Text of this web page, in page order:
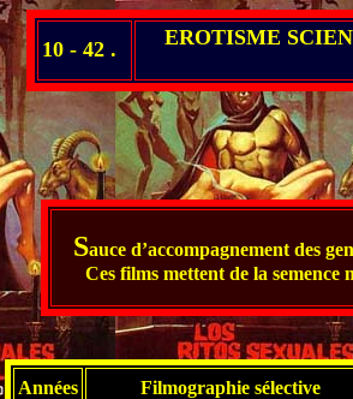
10 - 42 . EROTISME
Sauce d’accompagnement des
Ces films mettent de la
Années Filmographie sélective